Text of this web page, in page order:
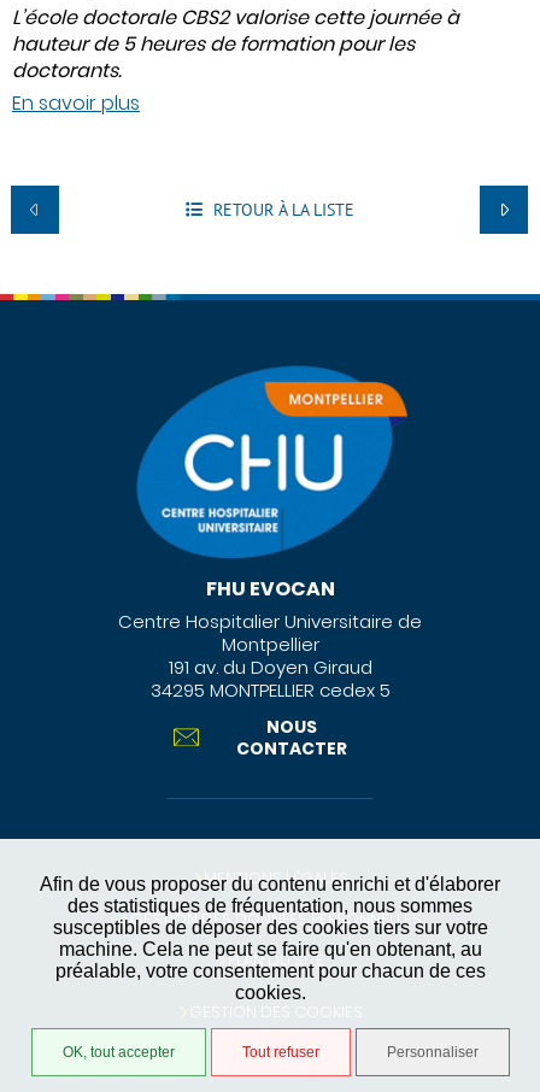
Afin de vous proposer du contenu enrichi et d'élaborer
des statistiques de fréquentation, nous sommes
susceptibles de déposer des cookies tiers sur votre
machine. Cela ne peut se faire qu'en obtenant, au
préalable, votre consentement pour chacun de ces
cookies.
OK, tout accepter Tout refuser Personnaliser
L’école doctorale CBS2 valorise cette journée à
hauteur de 5 heures de formation pour les
doctorants.
En savoir plus
RETOUR À LA LISTE
FHU EVOCAN
Centre Hospitalier Universitaire de
Montpellier
191 av. du Doyen Giraud
34295 MONTPELLIER cedex 5
NOUS
CONTACTER
MENTIONS LÉGALES
GESTION DES DONNÉES PERSONNELLES
PLAN DU SITE
GESTION DES COOKIES